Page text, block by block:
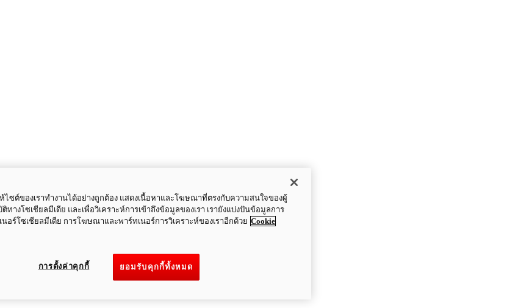
ไซต์ของเราทำงานได้อย่างถูกต้อง แสดงเนื้อหาและโฆษณาที่ตรงกับความสนใจของผู้
ทางโซเชียลมีเดีย และเพื่อวิเคราะห์การเข้าถึงข้อมูลของเรา เรายังแบ่งปันข้อมูลการ
อร์โซเชียลมีเดีย การโฆษณาและพาร์ทเนอร์การวิเคราะห์ของเราอีกด้วย Cookie
ยอมรับคุกกี้ทั้งหมด
การตั้งค่าคุกกี้